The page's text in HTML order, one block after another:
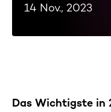
14 Nov., 2023
Das Wichtigste in